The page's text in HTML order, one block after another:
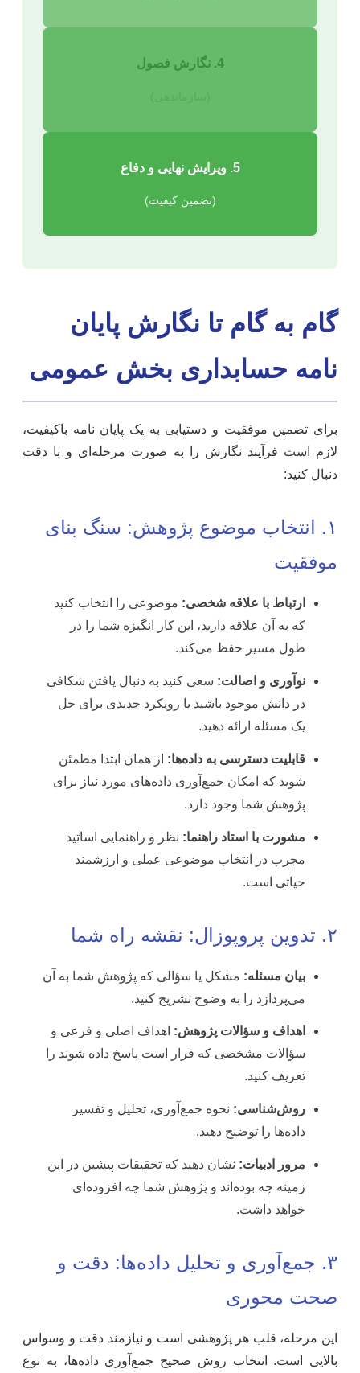
4. نگارش فصول
(سازماندهی)
5. ویرایش نهایی و دفاع
(تضمین کیفیت)
گام به گام تا نگارش پایان
نامه حسابداری بخش عمومی
برای تضمین موفقیت و دستیابی به یک پایان نامه باکیفیت،
لازم است فرآیند نگارش را به صورت مرحله‌ای و با دقت
دنبال کنید:
۱. انتخاب موضوع پژوهش: سنگ بنای
موفقیت
ارتباط با علاقه شخصی: موضوعی را انتخاب کنید
که به آن علاقه دارید، این کار انگیزه شما را در
طول مسیر حفظ می‌کند.
نوآوری و اصالت: سعی کنید به دنبال یافتن شکافی
در دانش موجود باشید یا رویکرد جدیدی برای حل
یک مسئله ارائه دهید.
قابلیت دسترسی به داده‌ها: از همان ابتدا مطمئن
شوید که امکان جمع‌آوری داده‌های مورد نیاز برای
پژوهش شما وجود دارد.
مشورت با استاد راهنما: نظر و راهنمایی اساتید
مجرب در انتخاب موضوعی عملی و ارزشمند
حیاتی است.
۲. تدوین پروپوزال: نقشه راه شما
بیان مسئله: مشکل یا سؤالی که پژوهش شما به آن
می‌پردازد را به وضوح تشریح کنید.
اهداف و سؤالات پژوهش: اهداف اصلی و فرعی و
سؤالات مشخصی که قرار است پاسخ داده شوند را
تعریف کنید.
روش‌شناسی: نحوه جمع‌آوری، تحلیل و تفسیر
داده‌ها را توضیح دهید.
مرور ادبیات: نشان دهید که تحقیقات پیشین در این
زمینه چه بوده‌اند و پژوهش شما چه افزوده‌ای
خواهد داشت.
۳. جمع‌آوری و تحلیل داده‌ها: دقت و
صحت محوری
این مرحله، قلب هر پژوهشی است و نیازمند دقت و وسواس
بالایی است. انتخاب روش صحیح جمع‌آوری داده‌ها، به نوع